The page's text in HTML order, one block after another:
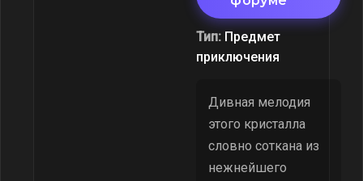
Тип: Предмет
приключения
Дивная мелодия
этого кристалла
словно соткана из
нежнейшего